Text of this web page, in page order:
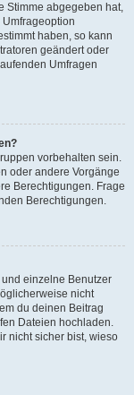
Stimme abgegeben hat,
haben, so kann
geändert oder
Umfragen
vorbehalten sein.
oder andere Vorgänge
Berechtigungen. Frage
Berechtigungen.
einzelne Benutzer
nicht
du deinen Beitrag
Dateien hochladen.
nicht sicher bist, wieso